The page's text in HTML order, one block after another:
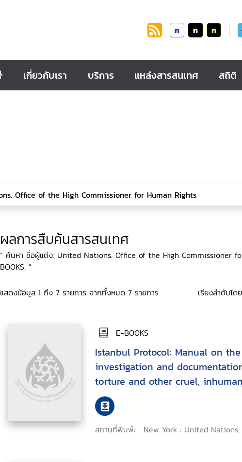
ก ก ก
เกี่ยวกับเรา บริการ แหล่งสารสนเทศ สถิติ
ผลการสืบค้นสารสนเทศ
“ ค้นหา ชื่อผู้แต่ง: United Nations. Office of the High Commissioner
BOOKS, ”
แสดงข้อมูล 1 ถึง 7 รายการ จากทั้งหมด 7 รายการ เรียงลำดับโดย
E-BOOKS
Istanbul Protocol: Manual on
investigation and
torture and other cruel,
degrading treatment or
สถานที่พิมพ์: New York : United Nations,